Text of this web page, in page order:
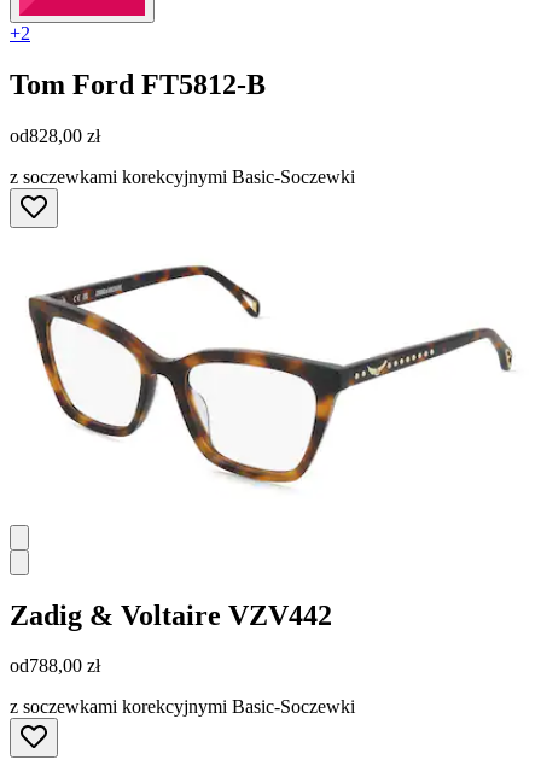
+2
Tom Ford FT5812-B
od828,00 zł
z soczewkami korekcyjnymi Basic-Soczewki
Zadig & Voltaire VZV442
od788,00 zł
z soczewkami korekcyjnymi Basic-Soczewki